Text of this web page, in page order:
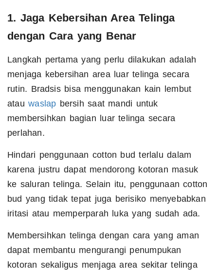
1. Jaga Kebersihan Area Telinga
dengan Cara yang Benar
Langkah pertama yang perlu dilakukan adalah
menjaga kebersihan area luar telinga secara
rutin. Bradsis bisa menggunakan kain lembut
atauwaslap bersih saat mandi untuk
membersihkan bagian luar telinga secara
perlahan.
Hindari penggunaan cotton bud terlalu dalam
karena justru dapat mendorong kotoran masuk
ke saluran telinga. Selain itu, penggunaan cotton
bud yang tidak tepat juga berisiko menyebabkan
iritasi atau memperparah luka yang sudah ada.
Membersihkan telinga dengan cara yang aman
dapat membantu mengurangi penumpukan
kotoran sekaligus menjaga area sekitar telinga